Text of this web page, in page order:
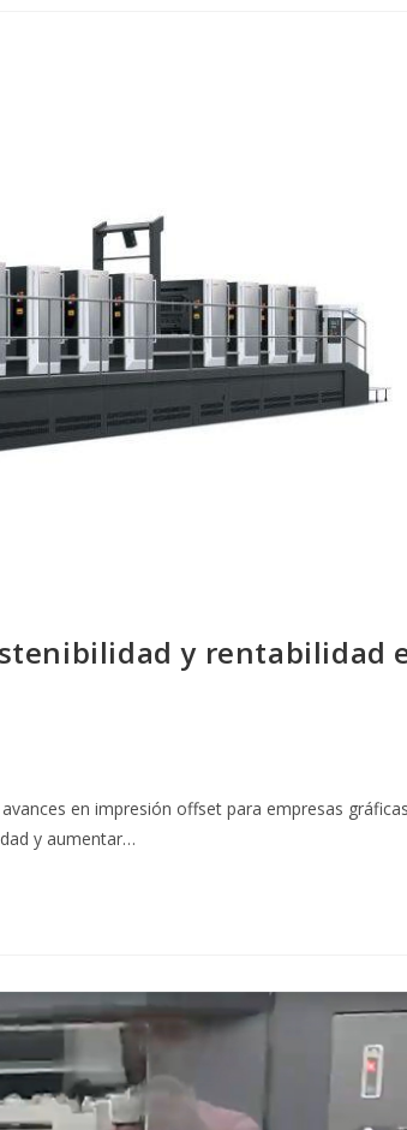
y rentabilidad
en impresión offset para empresas
y aumentar…